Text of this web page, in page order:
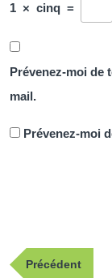
1 × cinq =
Prévenez-moi de
mail.
Prévenez-moi
Navigation
dePublication
Précédent